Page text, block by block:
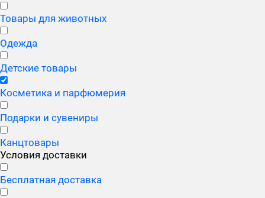
Товары для животных
Одежда
Детские товары
Косметика и парфюмерия
Подарки и сувениры
Канцтовары
Условия доставки
Бесплатная доставка